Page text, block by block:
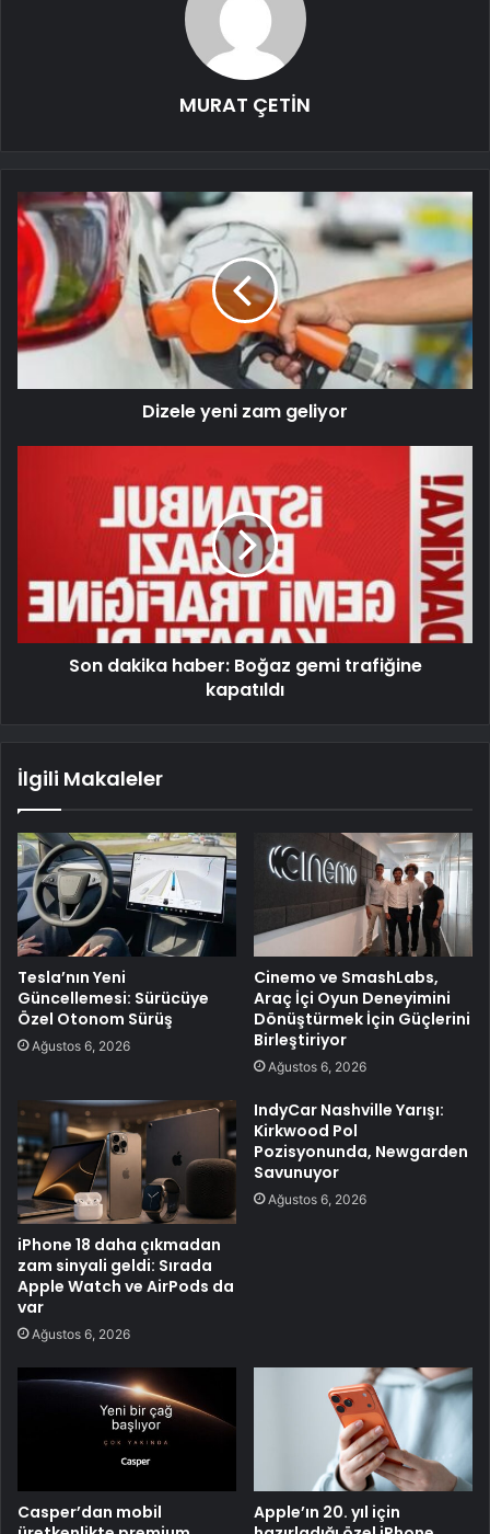
MURAT ÇETİN
Dizele yeni zam geliyor
Son dakika haber: Boğaz gemi trafiğine
kapatıldı
İlgili Makaleler
Tesla’nın Yeni
Güncellemesi: Sürücüye
Özel Otonom Sürüş
Ağustos 6, 2026
Cinemo ve SmashLabs,
Araç İçi Oyun Deneyimini
Dönüştürmek İçin Güçlerini
Birleştiriyor
Ağustos 6, 2026
iPhone 18 daha çıkmadan
zam sinyali geldi: Sırada
Apple Watch ve AirPods da
var
Ağustos 6, 2026
IndyCar Nashville Yarışı:
Kirkwood Pol
Pozisyonunda, Newgarden
Savunuyor
Ağustos 6, 2026
Casper’dan mobil
Apple’ın 20. yıl için